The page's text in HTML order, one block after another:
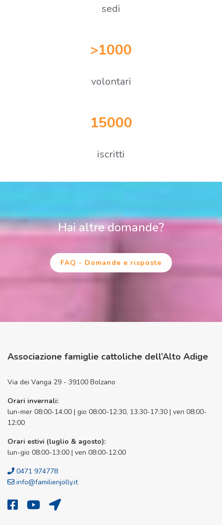
sedi
1000
volontari
15000
iscritti
Hai altre domande?
FAQ - Domande e risposte
Associazione famiglie cattoliche dell’Alto Adige
Via dei Vanga 29 - 39100 Bolzano
Orari invernali:
lun-mer 08:00-14:00 | gio 08:00-12:30, 13:30-17:30 | ven 08:00-
12:00
Orari estivi (luglio & agosto):
lun-gio 08:00-13:00 | ven 08:00-12:00
0471 974778
info@familienjolly.it